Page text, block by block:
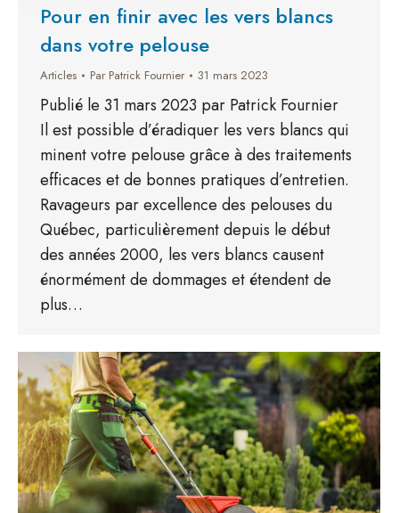
Pour en finir avec les vers blancs
dans votre pelouse
Articles Par Patrick Fournier 31 mars 2023
Publié le 31 mars 2023 par Patrick Fournier
Il est possible d’éradiquer les vers blancs qui
minent votre pelouse grâce à des traitements
efficaces et de bonnes pratiques d’entretien.
Ravageurs par excellence des pelouses du
Québec, particulièrement depuis le début
des années 2000, les vers blancs causent
énormément de dommages et étendent de
plus…